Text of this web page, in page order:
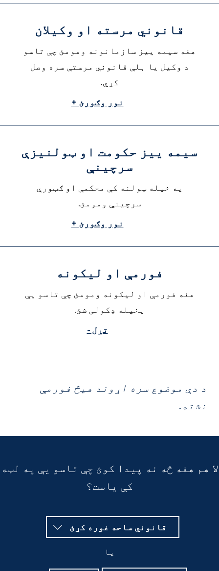
قانوني مرسته او وکیلان
هغه سیمه ییز سازمانونه ومومئ چې تاسو
د وکیل یا بلې قانوني مرستې سره وصل
کړي.
نور وګورئ +
سیمه ییز حکومت او ټولنیزې
سرچینې
په خپله ټولنه کې محکمې او ګټورې
سرچینې ومومئ.
نور وګورئ +
فورمې او لیکونه
هغه فورمې او لیکونه ومومئ چې تاسو یې
پخپله ډکولی شئ.
تړل -
د دې موضوع سره اړوند هیڅ فورمې
نشته.
هم هغه څه نه پیدا کوئ چې تاسو یې په لټه
کې یاست؟
قانوني ساحه غوره کړئ